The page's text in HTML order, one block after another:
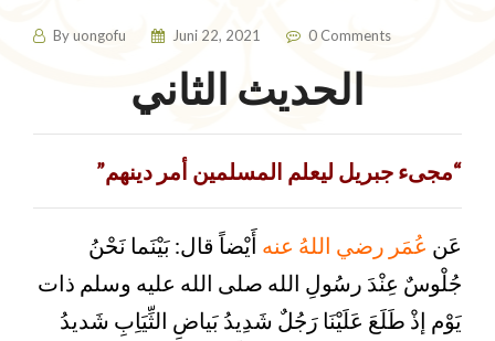
Byuongofu Juni 22, 2021 0 Comments
الحديث الثاني
“مجىء جبريل ليعلم المسلمين أمر دينهم”
عَن عُمَر رضي اللهُ عنه أَيْضاً قال: بَيْنَما نَحْنُ
جُلْوسٌ عِنْدَ رسُولِ الله صلى الله عليه وسلم ذات
يَوْم إذْ طَلَعَ عَلَيْنَا رَجُلٌ شَدِيدُ بَياضِ الثِّيَاِبِ شَديدُ